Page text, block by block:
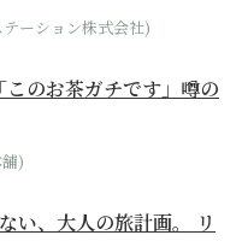
ーション株式会社)
このお茶ガチです」噂の
)
い、大人の旅計画。 リ